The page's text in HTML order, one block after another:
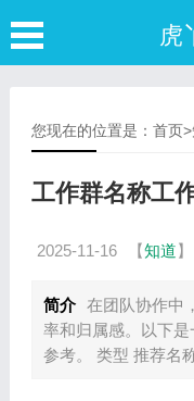
虎
您现在的位置是： 首页>
工作群名称工
2025-11-16 【知道】
简介 在团队协作中
率和归属感。以下是
参考。 类型 推荐名